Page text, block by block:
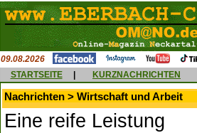
09.08.2026
STARTSEITE
KURZNACHRICHTEN
Nachrichten > Wirtschaft und Arbeit
Eine reife Leistung